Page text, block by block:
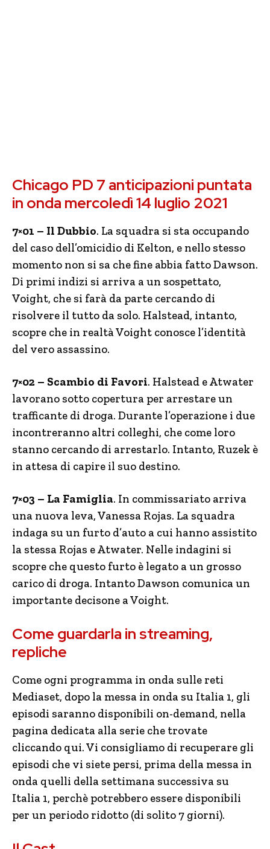
Chicago PD 7 anticipazioni puntata
in onda mercoledì 14 luglio 2021
7×01 – Il Dubbio. La squadra si sta occupando
del caso dell’omicidio di Kelton, e nello stesso
momento non si sa che fine abbia fatto Dawson.
Di primi indizi si arriva a un sospettato,
Voight, che si farà da parte cercando di
risolvere il tutto da solo. Halstead, intanto,
scopre che in realtà Voight conosce l’identità
del vero assassino.
7×02 – Scambio di Favori. Halstead e Atwater
lavorano sotto copertura per arrestare un
trafficante di droga. Durante l’operazione i due
incontreranno altri colleghi, che come loro
stanno cercando di arrestarlo. Intanto, Ruzek è
in attesa di capire il suo destino.
7×03 – La Famiglia. In commissariato arriva
una nuova leva, Vanessa Rojas. La squadra
indaga su un furto d’auto a cui hanno assistito
la stessa Rojas e Atwater. Nelle indagini si
scopre che questo furto è legato a un grosso
carico di droga. Intanto Dawson comunica un
importante decisone a Voight.
Come guardarla in streaming,
repliche
Come ogni programma in onda sulle reti
Mediaset, dopo la messa in onda su Italia 1, gli
episodi saranno disponibili on-demand, nella
pagina dedicata alla serie che trovate
cliccando qui. Vi consigliamo di recuperare gli
episodi che vi siete persi, prima della messa in
onda quelli della settimana successiva su
Italia 1, perchè potrebbero essere disponibili
per un periodo ridotto (di solito 7 giorni).